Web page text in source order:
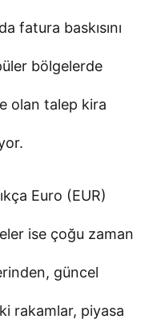
fatura baskısını
bölgelerde
olan talep kira
Euro (EUR)
ise çoğu zaman
güncel
rakamlar, piyasa